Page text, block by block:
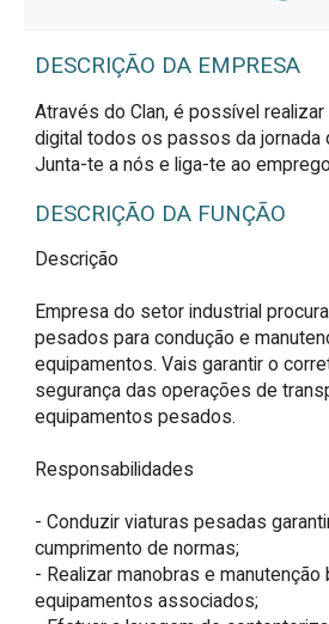
DESCRIÇÃO DA EMPRESA
Através do Clan, é possível
digital todos os passos da jornada
Junta-te a nós e liga-te ao
DESCRIÇÃO DA FUNÇÃO
Descrição
Empresa do setor industrial
pesados para condução e
equipamentos. Vais garantir o
segurança das operações de
equipamentos pesados.
Responsabilidades
- Conduzir viaturas pesadas
cumprimento de normas;
- Realizar manobras e manutenção
equipamentos associados;